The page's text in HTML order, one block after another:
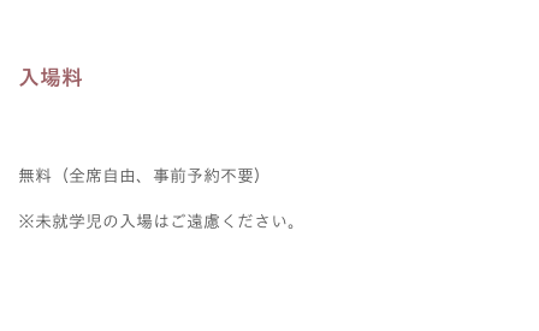
入場料
無料（全席自由、事前予約不要）
※未就学児の入場はご遠慮ください。